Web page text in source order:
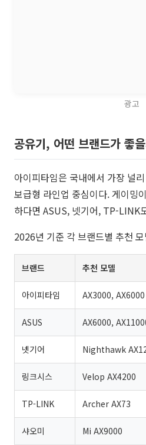
광고
공유기, 어떤 브랜드가 좋
아이피타임은 국내에서 가장 널
보급형 라인업 중심이다. 게이밍
하다면 ASUS, 넷기어, TP-LINK
2026년 기준 각 브랜드별 추천
브랜드 추천 모델
아이피타임 AX3000, AX6000
ASUS AX6000,
넷기어 Nighthawk
링크시스 Velop AX4200
TP-LINK Archer AX73
샤오미 Mi AX9000